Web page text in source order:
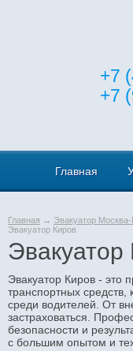
+7
+7
Главная
Главная → Эвакуатор Москва-
Эвакуатор Киров
Эвакуатор
Эвакуатор Киров - это
транспортных
среди водителей. От
застраховаться.
безопасности и
с большим опытом и